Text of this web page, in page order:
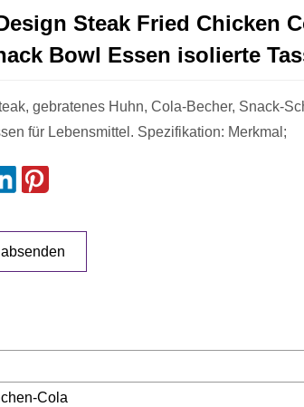
Steak Fried Chicken
Bowl Essen isolierte
gebratenes Huhn, Cola-Becher, Snack-
für Lebensmittel. Spezifikation: Merkmal;
Cola